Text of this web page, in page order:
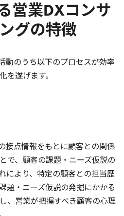
営業DXコンサ
グの特徴
動のうち以下のプロセスが効率
を遂げます。
接点情報をもとに顧客との関係
で、顧客の課題・ニーズ仮説の
により、特定の顧客との担当歴
題・ニーズ仮説の発掘にかかる
、営業が把握すべき顧客の心理